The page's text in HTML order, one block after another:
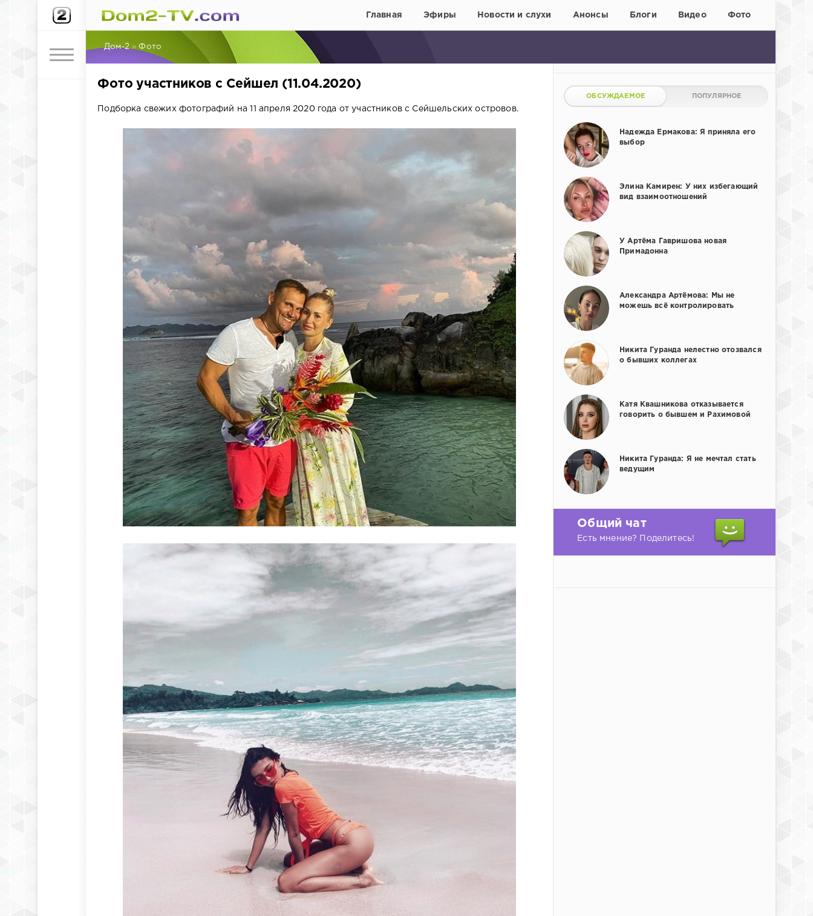
Главная Эфиры Новости и слухи Анонсы Блоги Видео Фото
Дом-2 »Фото
Фото участников с Сейшел (11.04.2020)
Подборка свежих фотографий на 11 апреля 2020 года от участников с Сейшельских островов.
ОБСУЖДАЕМОЕ ПОПУЛЯРНОЕ
Надежда Ермакова: Я приняла его
выбор
Элина Камирен: У них избегающий
вид взаимоотношений
У Артёма Гавришова новая
Примадонна
Александра Артёмова: Мы не
можешь всё контролировать
Никита Гуранда нелестно отозвался
о бывших коллегах
Катя Квашникова отказывается
говорить о бывшем и Рахимовой
Никита Гуранда: Я не мечтал стать
ведущим
Общий чат
Есть мнение? Поделитесь!